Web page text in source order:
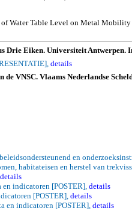
Water Table Level on Metal
Drie Eiken. Universiteit
details
VNSC. Vlaams Nederlandse
en
habitateisen en herstel van
details
indicatoren [POSTER], details
[POSTER], details
en indicatoren [POSTER], details